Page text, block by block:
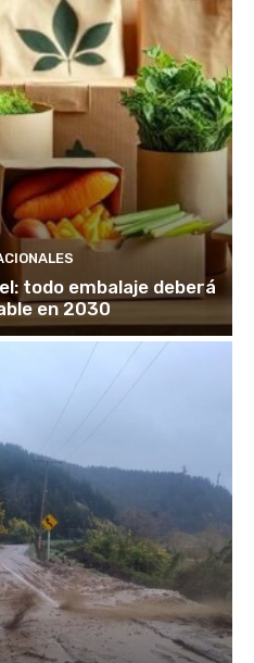
todo embalaje deberá
en 2030